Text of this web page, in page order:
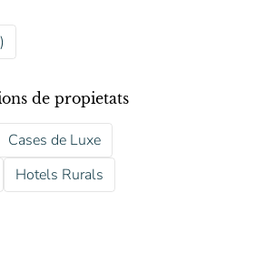
de propietats
Cases de Luxe
Hotels Rurals